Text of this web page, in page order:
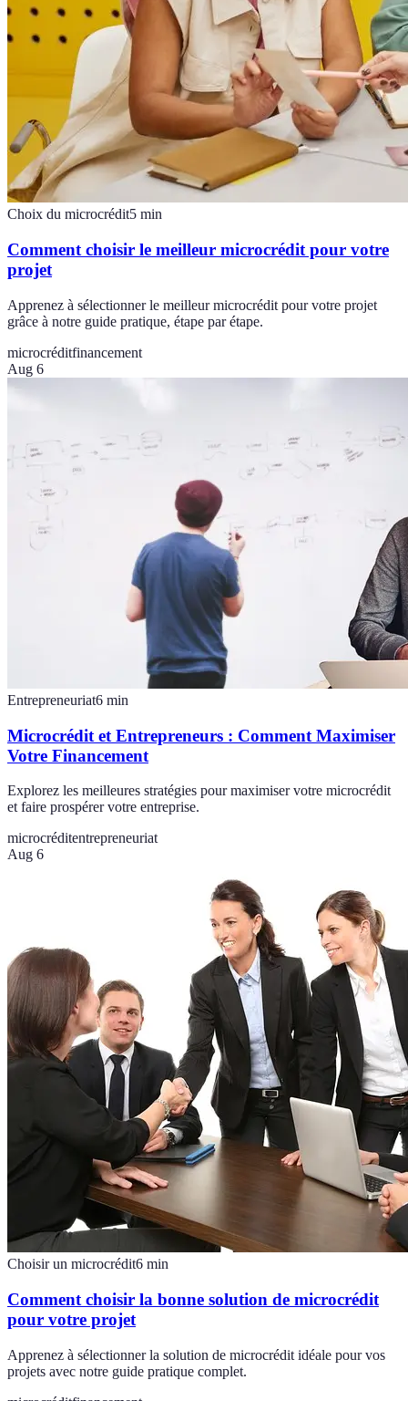
Choix du microcrédit5 min
Comment choisir le meilleur microcrédit pour votre
projet
Apprenez à sélectionner le meilleur microcrédit pour votre projet
grâce à notre guide pratique, étape par étape.
microcréditfinancement
Aug 6
Entrepreneuriat6 min
Microcrédit et Entrepreneurs : Comment Maximiser
Votre Financement
Explorez les meilleures stratégies pour maximiser votre microcrédit
et faire prospérer votre entreprise.
microcréditentrepreneuriat
Aug 6
Choisir un microcrédit6 min
Comment choisir la bonne solution de microcrédit
pour votre projet
Apprenez à sélectionner la solution de microcrédit idéale pour vos
projets avec notre guide pratique complet.